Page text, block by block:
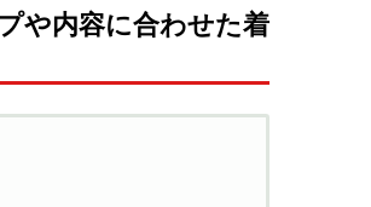
や内容に合わせた着